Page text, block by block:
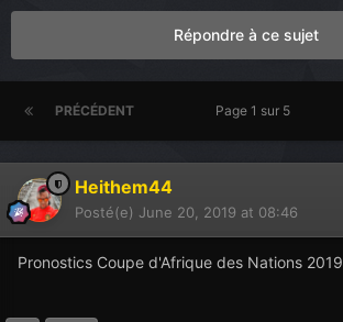
Répondre à ce sujet
PRÉCÉDENT Page 1 sur 5
Heithem44
Posté(e) June 20, 2019 at 08:46
Pronostics Coupe d'Afrique des Nations 2019